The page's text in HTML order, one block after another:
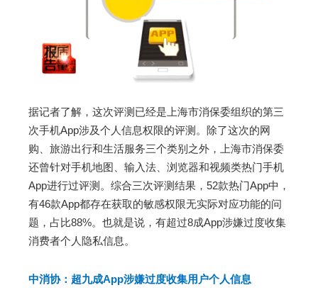
据记者了解，这次评测已经是上海市消保委组织的第三
次手机App涉及个人信息权限的评测。除了这次的网
购、旅游出行和生活服务三个类别之外，上海市消保委
还曾针对手机地图、输入法、浏览器和视频类热门手机
App进行过评测。综合三次评测结果，52款热门App中，
有46款App都存在获取的敏感权限无实际对应功能的问
题，占比88%。也就是说，有超过8成App涉嫌过度收集
消费者个人隐私信息。
中消协：超九成App涉嫌过度收集用户个人信息